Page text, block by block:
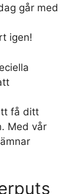
går med
igen!
få ditt
Med vår